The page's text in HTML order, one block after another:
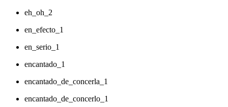
eh_oh_2
en_efecto_1
en_serio_1
encantado_1
encantado_de_concerla_1
encantado_de_concerlo_1